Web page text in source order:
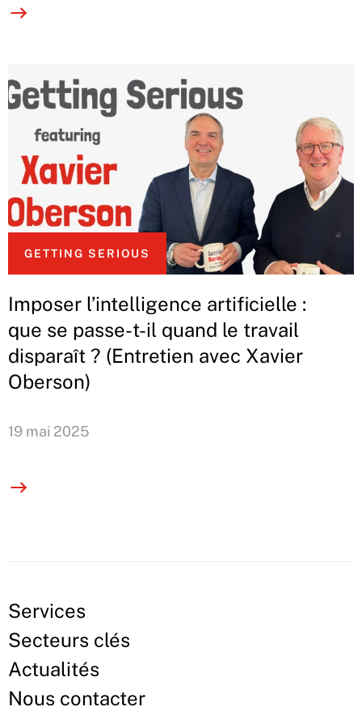
GETTING SERIOUS
Imposer l’intelligence artificielle :
que se passe-t-il quand le travail
disparaît ? (Entretien avec Xavier
Oberson)
19 mai 2025
Services
Secteurs clés
Actualités
Nous contacter